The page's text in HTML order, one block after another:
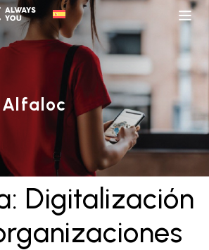
Digitalización